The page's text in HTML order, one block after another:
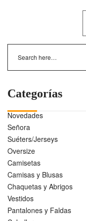
Categorías
Novedades
Señora
Suéters/Jerseys
Oversize
Camisetas
Camisas y Blusas
Chaquetas y Abrigos
Vestidos
Pantalones y Faldas